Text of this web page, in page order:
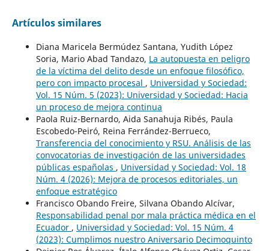
Artículos similares
Diana Maricela Bermúdez Santana, Yudith López
Soria, Mario Abad Tandazo, La autopuesta en peligro
de la víctima del delito desde un enfoque filosófico,
pero con impacto procesal , Universidad y Sociedad:
Vol. 15 Núm. 5 (2023): Universidad y Sociedad: Hacia
un proceso de mejora continua
Paola Ruiz-Bernardo, Aida Sanahuja Ribés, Paula
Escobedo-Peiró, Reina Ferrández-Berrueco,
Transferencia del conocimiento y RSU. Análisis de las
convocatorias de investigación de las universidades
públicas españolas , Universidad y Sociedad: Vol. 18
Núm. 4 (2026): Mejora de procesos editoriales, un
enfoque estratégico
Francisco Obando Freire, Silvana Obando Alcívar,
Responsabilidad penal por mala práctica médica en el
Ecuador , Universidad y Sociedad: Vol. 15 Núm. 4
(2023): Cumplimos nuestro Aniversario Decimoquinto